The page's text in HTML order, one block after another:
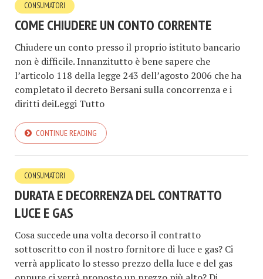
CONSUMATORI
COME CHIUDERE UN CONTO CORRENTE
Chiudere un conto presso il proprio istituto bancario
non è difficile. Innanzitutto è bene sapere che
l’articolo 118 della legge 243 dell’agosto 2006 che ha
completato il decreto Bersani sulla concorrenza e i
diritti deiLeggi Tutto
CONTINUE READING
CONSUMATORI
DURATA E DECORRENZA DEL CONTRATTO
LUCE E GAS
Cosa succede una volta decorso il contratto
sottoscritto con il nostro fornitore di luce e gas? Ci
verrà applicato lo stesso prezzo della luce e del gas